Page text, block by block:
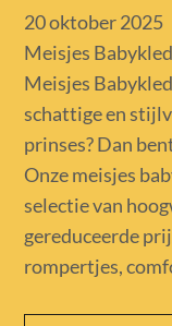
Posted
on
20 oktober 2025
Meisjes
Meisjes
schattige en
prinses? Dan
Onze meisjes
selectie van
gereduceerde
rompertjes,